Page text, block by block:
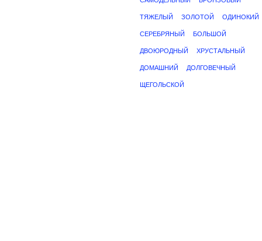
ТЯЖЕЛЫЙ ЗОЛОТОЙ ОДИНОКИЙ
СЕРЕБРЯНЫЙ БОЛЬШОЙ
ДВОЮРОДНЫЙ ХРУСТАЛЬНЫЙ
ДОМАШНИЙ ДОЛГОВЕЧНЫЙ
ЩЕГОЛЬСКОЙ